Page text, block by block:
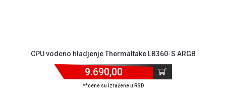
CPU vodeno hladjenje Thermaltake LB360-S ARGB
9.690,00
**cene su izražene u RSD